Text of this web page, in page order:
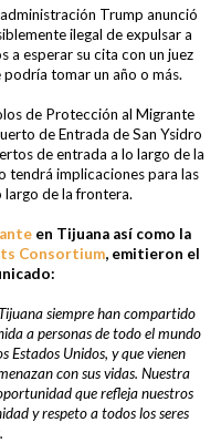
Trump anunció
ilegal de expulsar a
a esperar su cita con un juez
tomar un año o más.
de Protección al Migrante
de Entrada de San Ysidro
de entrada a lo largo de la
tendrá implicaciones para las
largo de la frontera.
en Tijuana así como la
Consortium, emitieron el
siempre han compartido
a personas de todo el mundo
Estados Unidos, y que vienen
con sus vidas. Nuestra
que refleja nuestros
y respeto a todos los seres